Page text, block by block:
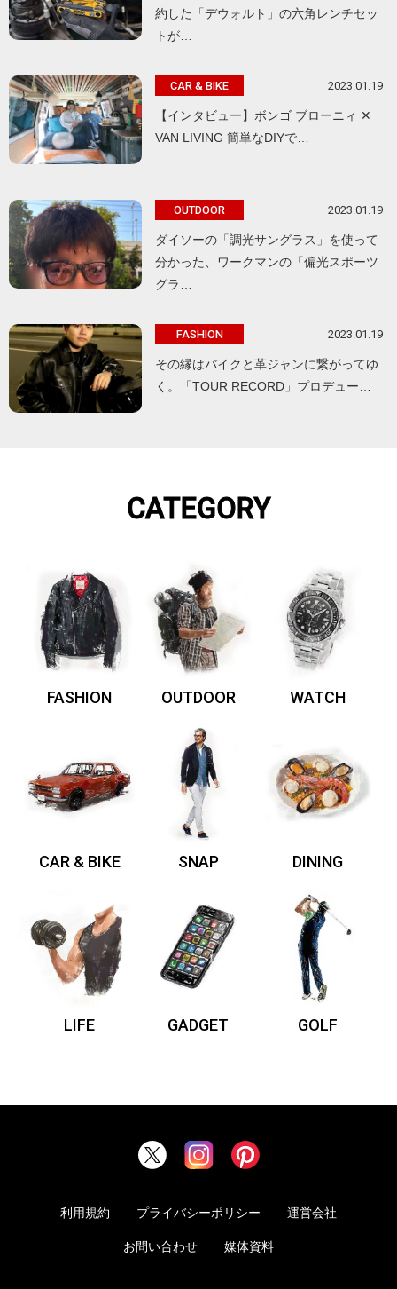
約した「デウォルト」の六角レンチセッ
トが…
CAR & BIKE 2023.01.19
【インタビュー】ボンゴ ブローニィ ✕
VAN LIVING 簡単なDIYで…
OUTDOOR 2023.01.19
ダイソーの「調光サングラス」を使って
分かった、ワークマンの「偏光スポーツ
グラ…
FASHION 2023.01.19
その縁はバイクと革ジャンに繋がってゆ
く。「TOUR RECORD」プロデュー…
CATEGORY
FASHION OUTDOOR WATCH
CAR & BIKE SNAP DINING
LIFE GADGET GOLF
利用規約 プライバシーポリシー 運営会社
お問い合わせ 媒体資料